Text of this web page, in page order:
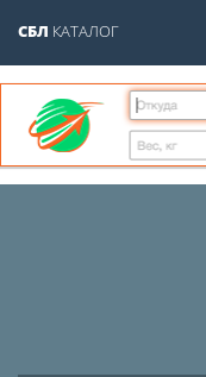
СБЛ КАТАЛОГ